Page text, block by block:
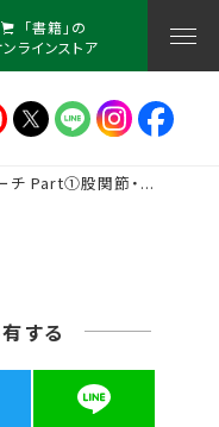
「書籍」の
ンラインストア
チ Part①股関節・...
する